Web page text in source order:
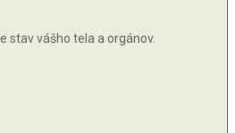
stav vášho tela a orgánov.